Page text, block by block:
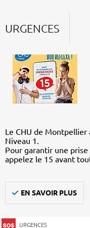
URGENCES
Le CHU de Montpellier
Niveau 1.
Pour garantir une prise
appelez le 15 avant
EN SAVOIR PLUS
URGENCES